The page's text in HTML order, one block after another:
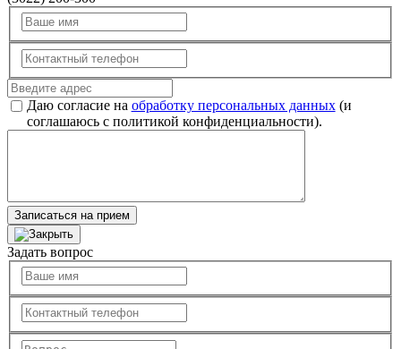
Даю согласие на обработку персональных данных(и
соглашаюсь с политикой конфиденциальности).
Записаться на прием
Задать вопрос